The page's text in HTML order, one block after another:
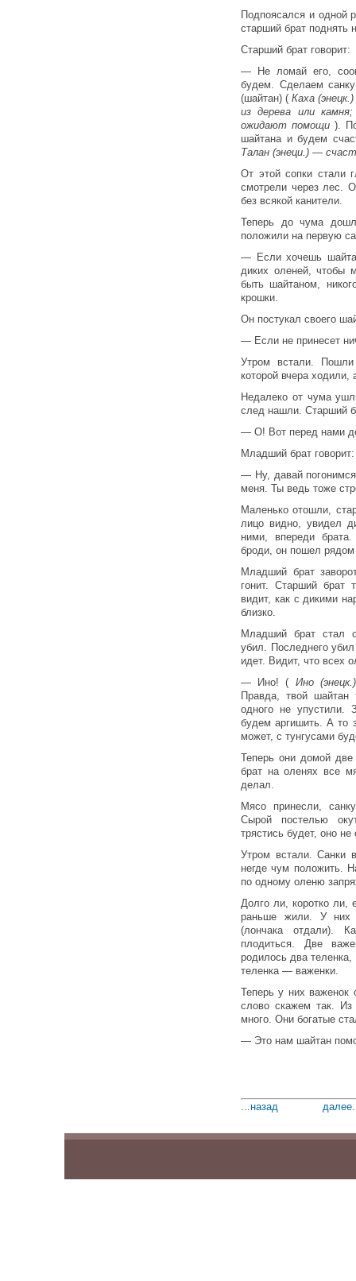
Подпоясался и одной
старший брат поднять
Старший брат говорит:
— Не ломай его,
будем. Сделаем
(шайтан) (Каха
из дерева или
ожидают помощи ).
шайтана и будем
Талан (энеци.) —
От этой сопки стали
смотрели через лес.
без всякой канители.
Теперь до чума
положили на первую
— Если хочешь
диких оленей, чтобы
быть шайтаном,
крошки.
Он постукал своего
— Если не принесет
Утром встали.
которой вчера ходили,
Недалеко от чума
след нашли. Старший
— О! Вот перед нами
Младший брат говорит:
— Ну, давай
меня. Ты ведь тоже
Маленько отошли,
лицо видно, увидел
ними, впереди
броди, он пошел
Младший брат
гонит. Старший брат
видит, как с дикими
близко.
Младший брат стал
убил. Последнего
идет. Видит, что всех
— Ино! ( Ино
Правда, твой
одного не упустили.
будем аргишить. А то
может, с тунгусами
Теперь они домой
брат на оленях все
делал.
Мясо принесли,
Сырой постелью
трястись будет, оно
Утром встали. Санки
негде чум положить.
по одному оленю
Долго ли, коротко ли,
раньше жили. У них
(лончака отдали).
плодиться. Две
родилось два
теленка — важенки.
Теперь у них важенок
слово скажем так.
много. Они богатые
— Это нам шайтан
...назад далее